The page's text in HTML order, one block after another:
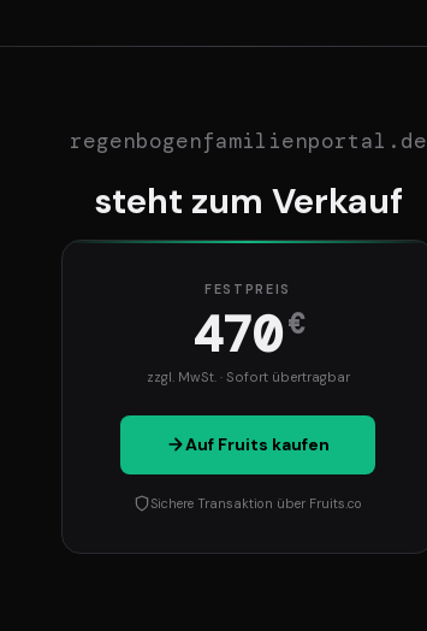
regenbogenfamilienportal.de
steht zum Verkauf
FESTPREIS
470€
zzgl. MwSt. · Sofort übertragbar
Auf Fruits kaufen
Sichere Transaktion über Fruits.co